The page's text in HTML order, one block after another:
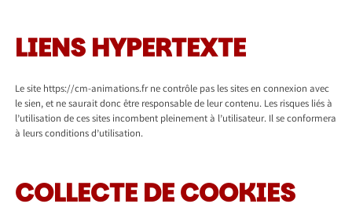
LIENS HYPERTEXTE
Le site https://cm-animations.fr ne contrôle pas les sites en connexion avec
le sien, et ne saurait donc être responsable de leur contenu. Les risques liés à
l’utilisation de ces sites incombent pleinement à l’utilisateur. Il se conformera
à leurs conditions d’utilisation.
COLLECTE DE COOKIES